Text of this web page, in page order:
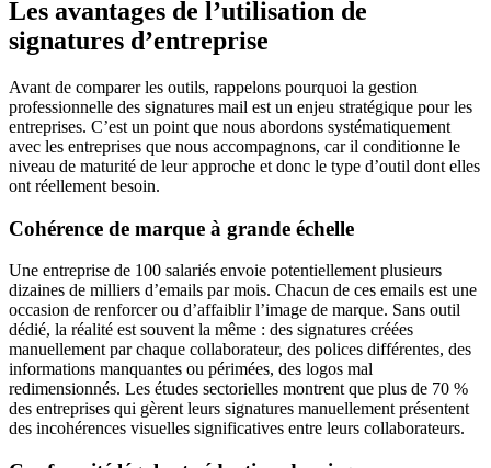
Les avantages de l’utilisation de
signatures d’entreprise
Avant de comparer les outils, rappelons pourquoi la gestion
professionnelle des signatures mail est un enjeu stratégique pour les
entreprises. C’est un point que nous abordons systématiquement
avec les entreprises que nous accompagnons, car il conditionne le
niveau de maturité de leur approche et donc le type d’outil dont elles
ont réellement besoin.
Cohérence de marque à grande échelle
Une entreprise de 100 salariés envoie potentiellement plusieurs
dizaines de milliers d’emails par mois. Chacun de ces emails est une
occasion de renforcer ou d’affaiblir l’image de marque. Sans outil
dédié, la réalité est souvent la même : des signatures créées
manuellement par chaque collaborateur, des polices différentes, des
informations manquantes ou périmées, des logos mal
redimensionnés. Les études sectorielles montrent que plus de 70 %
des entreprises qui gèrent leurs signatures manuellement présentent
des incohérences visuelles significatives entre leurs collaborateurs.